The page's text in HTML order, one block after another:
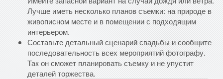
Лучше иметь несколько планов съемки: на природе в
живописном месте и в помещении с подходящим
интерьером.
Составьте детальный сценарий свадьбы и сообщите
последовательность всех мероприятий фотографу.
Так он сможет планировать съемку и не упустит
деталей торжества.